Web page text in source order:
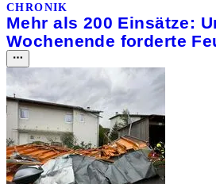
CHRONIK
Mehr als 200 Einsätze:
Wochenende forderte